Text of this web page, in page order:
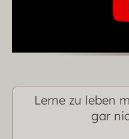
Lerne zu leben
gar